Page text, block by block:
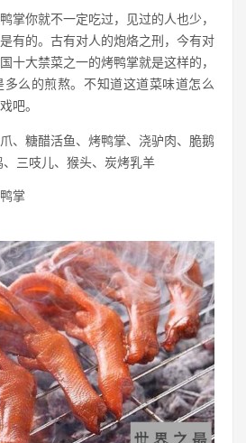
掌你就不一定吃过，见过的人也少，
有的。古有对人的炮烙之刑，今有对
十大禁菜之一的烤鸭掌就是这样的，
么的煎熬。不知道这道菜味道怎么
吧。
、糖醋活鱼、烤鸭掌、浇驴肉、脆鹅
三吱儿、猴头、炭烤乳羊
掌